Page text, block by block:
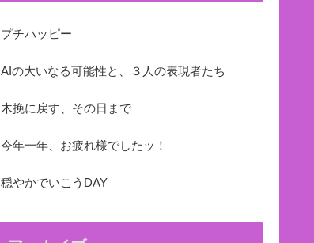
プチハッピー
AIの大いなる可能性と、３人の表現者たち
木挽に戻す、その日まで
今年一年、お疲れ様でしたッ！
穏やかでいこうDAY